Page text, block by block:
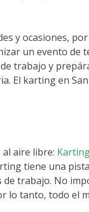
y ocasiones,
un evento de
trabajo y
El karting en
aire libre:
tiene una
trabajo. No
lo tanto, todo el